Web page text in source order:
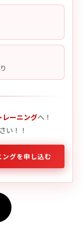
レーニングへ！
い！！
グを申し込む